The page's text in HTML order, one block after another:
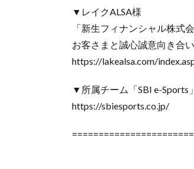
▼レイクALSA様
「新生フィナンシャル株式
お客さまと誠心誠意向き合
https://lakealsa.com/
▼所属チーム「SBI e-Sports
https://sbiesports.co.jp/